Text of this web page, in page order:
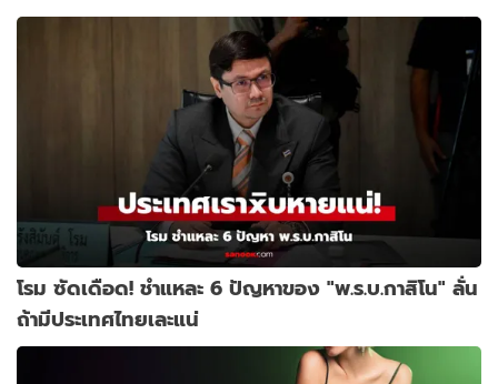
โรม ซัดเดือด! ชำแหละ 6 ปัญหาของ "พ.ร.บ.กาสิโน" ลั่น
ถ้ามีประเทศไทยเละแน่